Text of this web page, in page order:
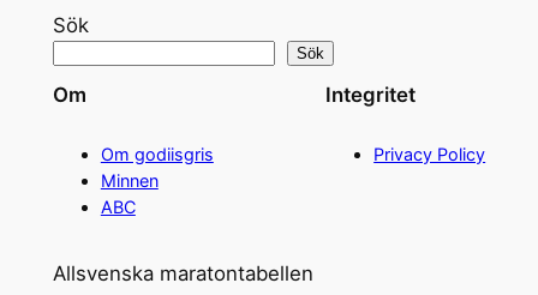
Sök
Sök
Om
Om godiisgris
Minnen
ABC
Integritet
Privacy Policy
Allsvenska maratontabellen